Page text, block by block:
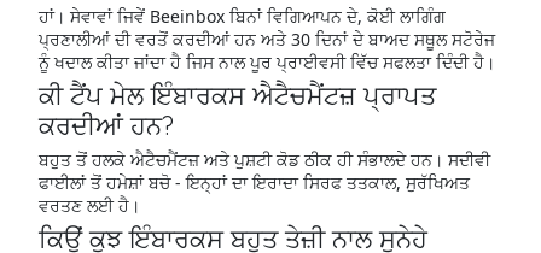
ਹਾਂ। ਸੇਵਾਵਾਂ ਜਿਵੇਂ Beeinbox ਬਿਨਾਂ ਵਿਗਿਆਪਨ ਦੇ, ਕੋਈ ਲਾਗਿੰਗ
ਪ੍ਰਣਾਲੀਆਂ ਦੀ ਵਰਤੋਂ ਕਰਦੀਆਂ ਹਨ ਅਤੇ 30 ਦਿਨਾਂ ਦੇ ਬਾਅਦ ਸਥੂਲ ਸਟੋਰੇਜ
ਨੂੰ ਖਦਾਲ ਕੀਤਾ ਜਾਂਦਾ ਹੈ ਜਿਸ ਨਾਲ ਪੂਰ ਪ੍ਰਾਈਵਸੀ ਵਿੱਚ ਸਫਲਤਾ ਦਿੰਦੀ ਹੈ।
ਕੀ ਟੈਂਪ ਮੇਲ ਇੰਬਾਰਕਸ ਐਟੈਚਮੈਂਟਜ਼ ਪ੍ਰਾਪਤ
ਕਰਦੀਆਂ ਹਨ?
ਬਹੁਤ ਤੋਂ ਹਲਕੇ ਐਟੈਚਮੈਂਟਜ਼ ਅਤੇ ਪੁਸ਼ਟੀ ਕੋਡ ਠੀਕ ਹੀ ਸੰਭਾਲਦੇ ਹਨ। ਸਦੀਵੀ
ਫਾਈਲਾਂ ਤੋਂ ਹਮੇਸ਼ਾਂ ਬਚੋ - ਇਨ੍ਹਾਂ ਦਾ ਇਰਾਦਾ ਸਿਰਫ ਤਤਕਾਲ, ਸੁਰੱਖਿਅਤ
ਵਰਤਣ ਲਈ ਹੈ।
ਕਿਉਂ ਕੁਝ ਇੰਬਾਰਕਸ ਬਹੁਤ ਤੇਜ਼ੀ ਨਾਲ ਸੁਨੇਹੇ